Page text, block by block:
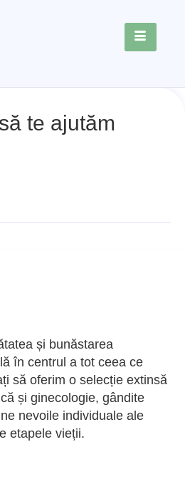
te ajutăm
și bunăstarea
în centrul a tot ceea ce
să oferim o selecție extinsă
și ginecologie, gândite
nevoile individuale ale
etapele vieții.